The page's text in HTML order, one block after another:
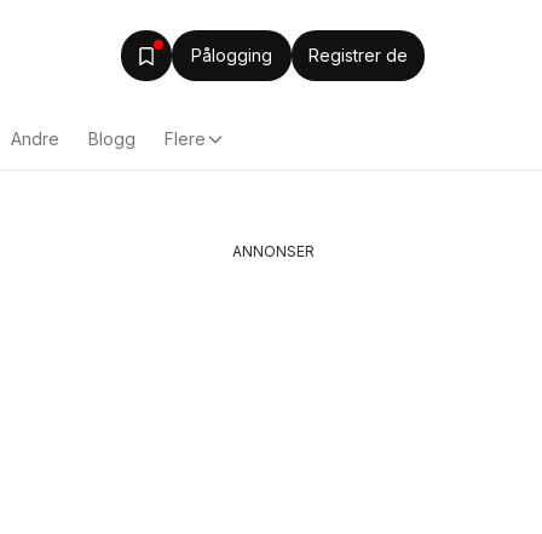
Pålogging Registrer de
Andre Blogg Flere
ANNONSER